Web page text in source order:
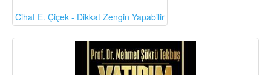
Cihat E. Çiçek - Dikkat Zengin Yapabilir